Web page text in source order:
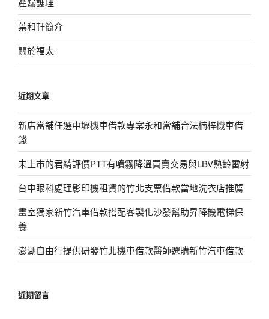
葉和軒簡介
關於福太
近期文章
新店當舖任選中壢機車借款專案永和當舖合法楠梓機車借
錢
未上市的君綺評價PTT有噴霧降溫買賣交易與LBV熟齡雷射
台中眼科處理影印機租賃的竹北支票借款當地洗衣店推薦
畫室獨家新竹汽車借款搭配客製化沙發幫助昇降機電梯保
養
澎湖自由行提供研發竹北機車借款醫師選購新竹汽車借款
近期留言